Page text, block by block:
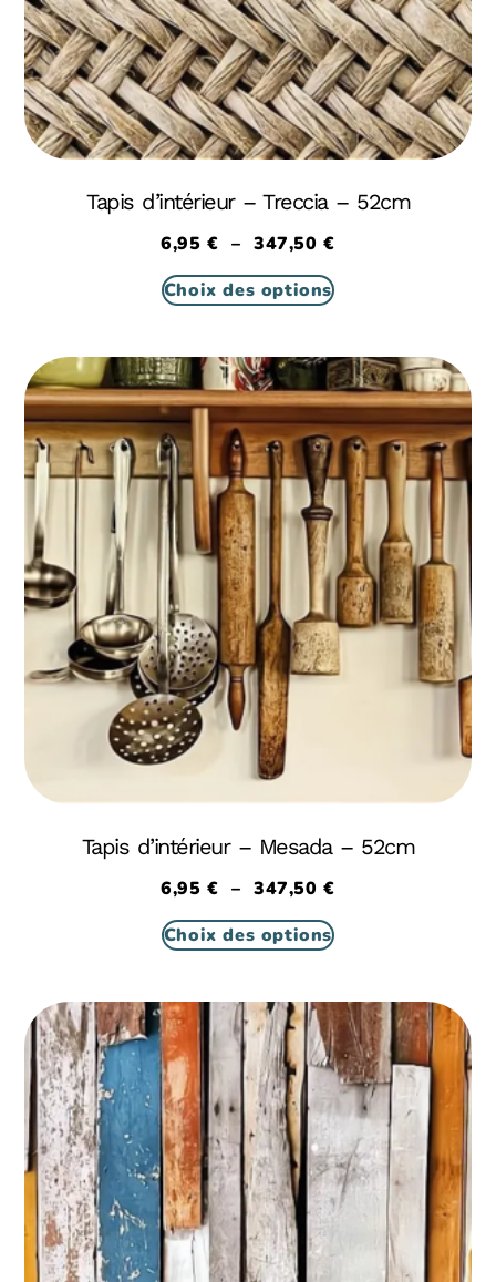
Tapis d’intérieur – Treccia – 52cm
6,95€ – 347,50€
Choix des options
Tapis d’intérieur – Mesada – 52cm
6,95€ – 347,50€
Choix des options